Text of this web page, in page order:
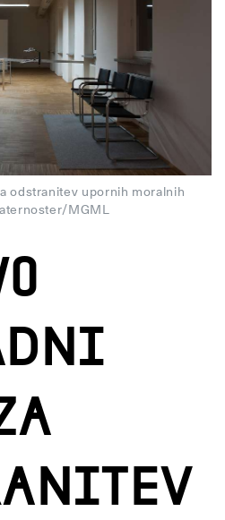
odstranitev upornih moralnih
MGML